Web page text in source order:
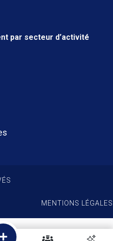
par secteur d’activité
MENTIONS LÉGALES